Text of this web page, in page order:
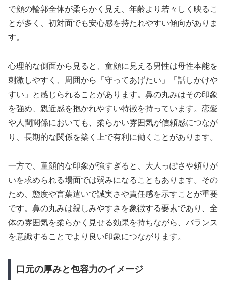
で顔の輪郭全体が柔らかく見え、年齢より若々しく映るこ
とが多く、初対面でも安心感を持たれやすい傾向がありま
す。
心理的な側面から見ると、童顔に見える男性は母性本能を
刺激しやすく、周囲から「守ってあげたい」「話しかけや
すい」と感じられることがあります。鼻の丸みはその印象
を強め、親近感を抱かれやすい特徴を持っています。恋愛
や人間関係においても、柔らかい雰囲気が信頼感につなが
り、長期的な関係を築く上で有利に働くことがあります。
一方で、童顔的な印象が強すぎると、大人っぽさや頼りが
いを求められる場面では弱みになることもあります。その
ため、態度や言葉遣いで誠実さや責任感を示すことが重要
です。鼻の丸みは親しみやすさを象徴する要素であり、全
体の雰囲気を柔らかく見せる効果を持ちながら、バランス
を意識することでより良い印象につながります。
口元の厚みと包容力のイメージ